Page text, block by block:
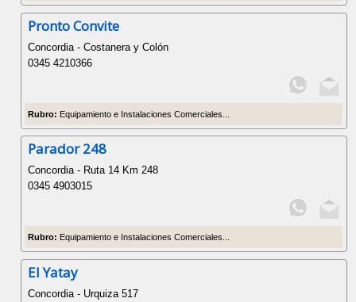
Pronto Convite
Concordia - Costanera y Colón
0345 4210366
Rubro: Equipamiento e Instalaciones Comerciales...
Parador 248
Concordia - Ruta 14 Km 248
0345 4903015
Rubro: Equipamiento e Instalaciones Comerciales...
El Yatay
Concordia - Urquiza 517